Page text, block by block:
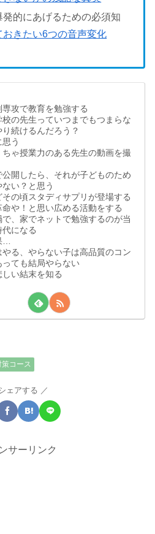
発的にあげるための必須知
おきたい6つの音声変化
専攻で教育を勉強する
校の先生っていつまでもつまらな
続けるんだろう？
思う
ちゃ授業力のある先生の動画を撮
公開したら、それが子どものため
い？と思う
その頃スタディサプリが登場する
命や！と思い広める活動をする
で、家でネットで勉強するのが当
になる
…
やる、やらない子は高品質のコン
っても結局やらない
しい結末を知る
コース
ェアする
サーリンク